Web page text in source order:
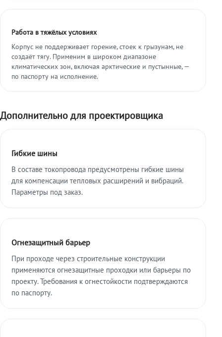
Работа в тяжёлых условиях
Корпус не поддерживает горение, стоек к грызунам, не
создаёт тягу. Применим в широком диапазоне
климатических зон, включая арктические и пустынные, —
по паспорту на исполнение.
Дополнительно для проектировщика
Гибкие шины
В составе токопровода предусмотрены гибкие шины
для компенсации тепловых расширений и вибраций.
Параметры под заказ.
Огнезащитный барьер
При проходе через строительные конструкции
применяются огнезащитные проходки или барьеры по
проекту. Требования к огнестойкости подтверждаются
по паспорту.